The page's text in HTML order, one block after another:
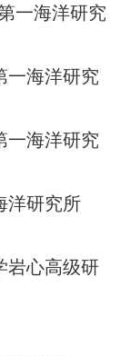
一海洋研究
一海洋研究
一海洋研究
洋研究所
岩心高级研